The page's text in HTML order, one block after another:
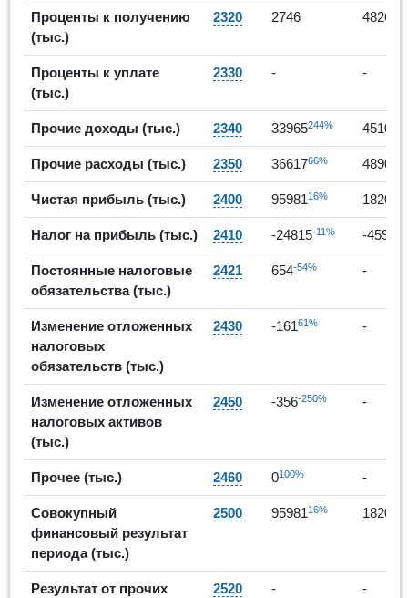
Проценты к получению
(тыс.)
2320 2746 4826
Проценты к уплате
(тыс.)
2330 - -
Прочие доходы (тыс.) 2340 33965244% 45103
Прочие расходы (тыс.) 2350 3661766% 48904
Чистая прибыль (тыс.) 2400 9598116% 182016
Налог на прибыль (тыс.) 2410 -24815-11% -45919
Постоянные налоговые
обязательства (тыс.)
2421 654-54% -
Изменение отложенных
налоговых
обязательств (тыс.)
2430 -16161% -
Изменение отложенных
налоговых активов
(тыс.)
2450 -356-250% -
Прочее (тыс.) 2460 0100% -
Совокупный
финансовый результат
периода (тыс.)
2500 9598116% 182016
Результат от прочих
2520 - -